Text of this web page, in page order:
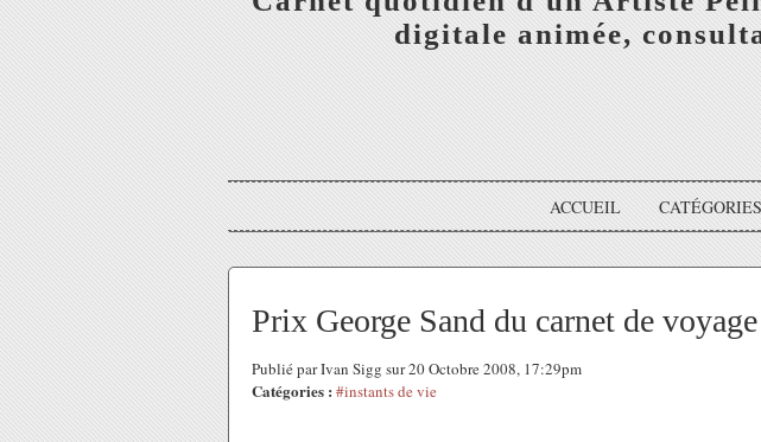
digitale animée,
ACCUEIL CATÉGORIES
Prix George Sand du carnet de voyage
Publié par Ivan Sigg sur 20 Octobre 2008, 17:29pm
Catégories : #instants de vie